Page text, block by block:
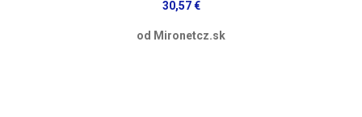
30,57 €
od Mironetcz.sk